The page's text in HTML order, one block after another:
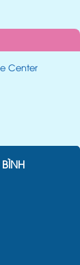
Center